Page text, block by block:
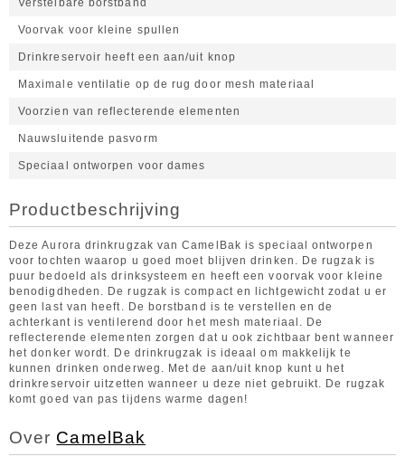
Verstelbare borstband
Voorvak voor kleine spullen
Drinkreservoir heeft een aan/uit knop
Maximale ventilatie op de rug door mesh materiaal
Voorzien van reflecterende elementen
Nauwsluitende pasvorm
Speciaal ontworpen voor dames
Productbeschrijving
Deze Aurora drinkrugzak van CamelBak is speciaal ontworpen
voor tochten waarop u goed moet blijven drinken. De rugzak is
puur bedoeld als drinksysteem en heeft een voorvak voor kleine
benodigdheden. De rugzak is compact en lichtgewicht zodat u er
geen last van heeft. De borstband is te verstellen en de
achterkant is ventilerend door het mesh materiaal. De
reflecterende elementen zorgen dat u ook zichtbaar bent wanneer
het donker wordt. De drinkrugzak is ideaal om makkelijk te
kunnen drinken onderweg. Met de aan/uit knop kunt u het
drinkreservoir uitzetten wanneer u deze niet gebruikt. De rugzak
komt goed van pas tijdens warme dagen!
Over CamelBak